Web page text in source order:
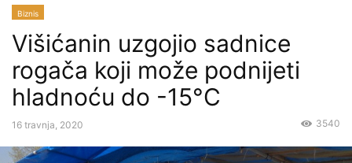
Biznis
Višićanin uzgojio sadnice
rogača koji može podnijeti
hladnoću do -15°C
16 travnja, 2020 3540